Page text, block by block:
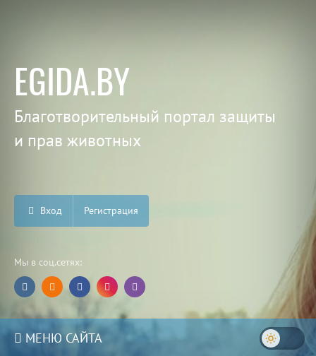
EGIDA.BY
Благотворительный портал защиты
и прав животных
Вход Регистрация
Мы в соц.сетях:
МЕНЮ САЙТА